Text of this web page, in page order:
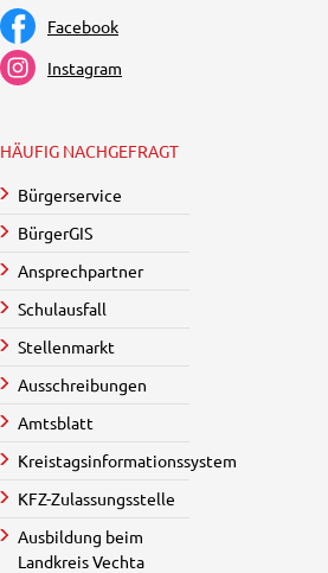
Facebook
Instagram
HÄUFIG NACHGEFRAGT
Bürgerservice
BürgerGIS
Ansprechpartner
Schulausfall
Stellenmarkt
Ausschreibungen
Amtsblatt
Kreistagsinformationssystem
KFZ-Zulassungsstelle
Ausbildung beim
Landkreis Vechta